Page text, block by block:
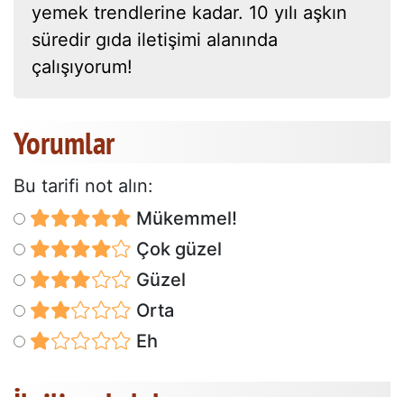
yemek trendlerine kadar. 10 yılı aşkın
süredir gıda iletişimi alanında
çalışıyorum!
Yorumlar
Bu tarifi not alın:
Mükemmel!
Çok güzel
Güzel
Orta
Eh